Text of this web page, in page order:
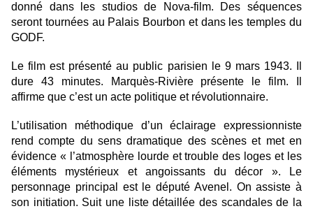
donné dans les studios de Nova-film. Des séquences
seront tournées au Palais Bourbon et dans les temples du
GODF.
Le film est présenté au public parisien le 9 mars 1943. Il
dure 43 minutes. Marquès-Rivière présente le film. Il
affirme que c’est un acte politique et révolutionnaire.
L’utilisation méthodique d’un éclairage expressionniste
rend compte du sens dramatique des scènes et met en
évidence « l’atmosphère lourde et trouble des loges et les
éléments mystérieux et angoissants du décor ». Le
personnage principal est le député Avenel. On assiste à
son initiation. Suit une liste détaillée des scandales de la